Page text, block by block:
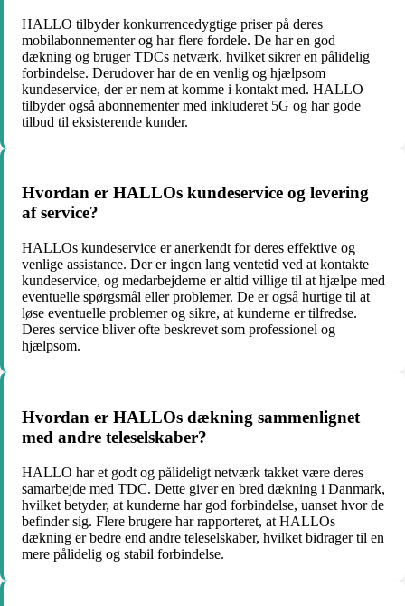
HALLO tilbyder konkurrencedygtige priser på deres
mobilabonnementer og har flere fordele. De har en god
dækning og bruger TDCs netværk, hvilket sikrer en pålidelig
forbindelse. Derudover har de en venlig og hjælpsom
kundeservice, der er nem at komme i kontakt med. HALLO
tilbyder også abonnementer med inkluderet 5G og har gode
tilbud til eksisterende kunder.
Hvordan er HALLOs kundeservice og levering
af service?
HALLOs kundeservice er anerkendt for deres effektive og
venlige assistance. Der er ingen lang ventetid ved at kontakte
kundeservice, og medarbejderne er altid villige til at hjælpe med
eventuelle spørgsmål eller problemer. De er også hurtige til at
løse eventuelle problemer og sikre, at kunderne er tilfredse.
Deres service bliver ofte beskrevet som professionel og
hjælpsom.
Hvordan er HALLOs dækning sammenlignet
med andre teleselskaber?
HALLO har et godt og pålideligt netværk takket være deres
samarbejde med TDC. Dette giver en bred dækning i Danmark,
hvilket betyder, at kunderne har god forbindelse, uanset hvor de
befinder sig. Flere brugere har rapporteret, at HALLOs
dækning er bedre end andre teleselskaber, hvilket bidrager til en
mere pålidelig og stabil forbindelse.